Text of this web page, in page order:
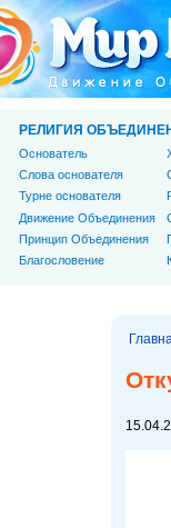
РЕЛИГИЯ
Основатель
Слова основателя
Турне основателя
Движение Объединения
Принцип Объединения
Благословение